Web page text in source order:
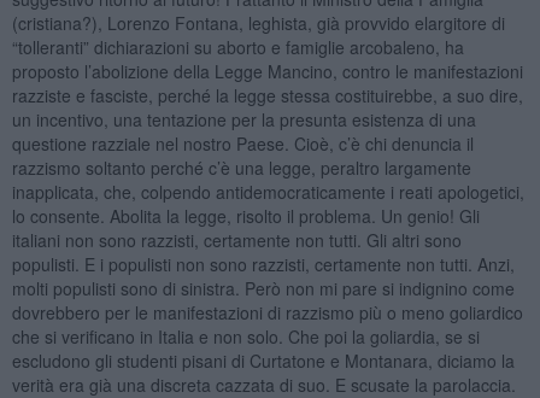
(cristiana?), Lorenzo Fontana, leghista, già provvido elargitore di
“tolleranti” dichiarazioni su aborto e famiglie arcobaleno, ha
proposto l’abolizione della Legge Mancino, contro le manifestazioni
razziste e fasciste, perché la legge stessa costituirebbe, a suo dire,
un incentivo, una tentazione per la presunta esistenza di una
questione razziale nel nostro Paese. Cioè, c’è chi denuncia il
razzismo soltanto perché c’è una legge, peraltro largamente
inapplicata, che, colpendo antidemocraticamente i reati apologetici,
lo consente. Abolita la legge, risolto il problema. Un genio! Gli
italiani non sono razzisti, certamente non tutti. Gli altri sono
populisti. E i populisti non sono razzisti, certamente non tutti. Anzi,
molti populisti sono di sinistra. Però non mi pare si indignino come
dovrebbero per le manifestazioni di razzismo più o meno goliardico
che si verificano in Italia e non solo. Che poi la goliardia, se si
escludono gli studenti pisani di Curtatone e Montanara, diciamo la
verità era già una discreta cazzata di suo. E scusate la parolaccia.